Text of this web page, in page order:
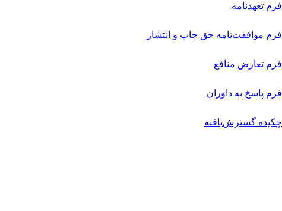
فرم تعهدنامه
فرم موافقت‌نامه حق چاپ و انتشار
فرم تعارض منافع
فرم پاسخ به داوران
چکیده گسترش‌یافته